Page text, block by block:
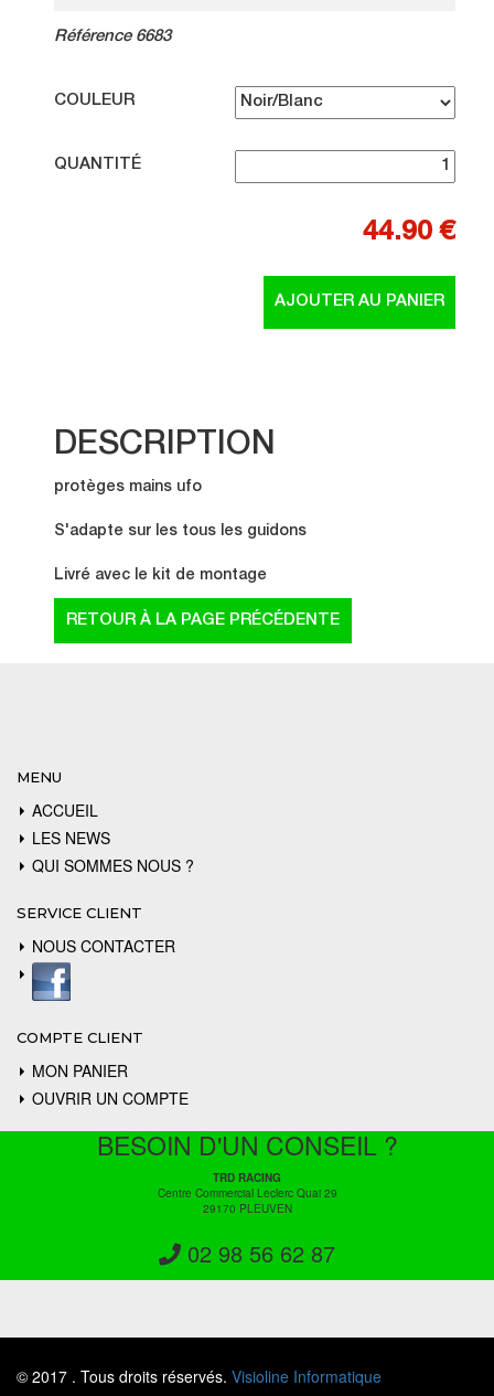
Référence 6683
COULEUR
QUANTITÉ
44.90 €
DESCRIPTION
protèges mains ufo
S'adapte sur les tous les guidons
Livré avec le kit de montage
MENU
ACCUEIL
LES NEWS
QUI SOMMES NOUS ?
SERVICE CLIENT
NOUS CONTACTER
COMPTE CLIENT
MON PANIER
OUVRIR UN COMPTE
BESOIN D'UN CONSEIL ?
TRD RACING
Centre Commercial Leclerc Quai 29
29170 PLEUVEN
02 98 56 62 87
© 2017 . Tous droits réservés. Visioline Informatique